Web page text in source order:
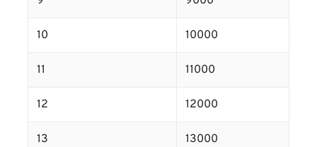
10 10000
11 11000
12 12000
13 13000